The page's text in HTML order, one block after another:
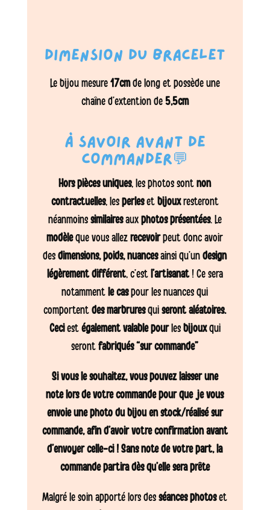
Dimension du bracelet
Le bijou mesure 17cmde long et possède une
chaîne d’extention de 5,5cm
À savoir avant de
commander💬
Hors pièces uniques, les photos sontnon
contractuelles, les perleset bijouxresteront
néanmoins similairesaux photos présentées. Le
modèleque vous allezrecevoirpeut donc avoir
desdimensions, poids, nuancesainsi qu’undesign
légèrement différent, c’est l’artisanat! Ce sera
notammentle caspour les nuances qui
comportentdes marbruresquiseront aléatoires.
Ceciestégalement valable pourles bijouxqui
serontfabriqués “sur commande”
Si vous le souhaitez, vous pouvez laisser une
note lors de votre commande pour que je vous
envoie une photo du bijou en stock/réalisé sur
commande, afin d’avoir votre confirmation avant
d’envoyer celle-ci ! Sans note de votre part, la
commande partira dès qu’elle sera prête
Malgré le soin apporté lors des séances photoset